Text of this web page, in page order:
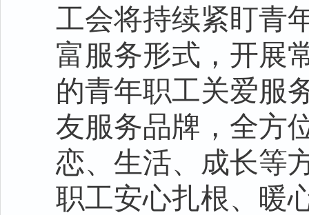
工会将持续紧盯青
富服务形式，开展
的青年职工关爱服
友服务品牌，全方
恋、生活、成长等
职工安心扎根、暖